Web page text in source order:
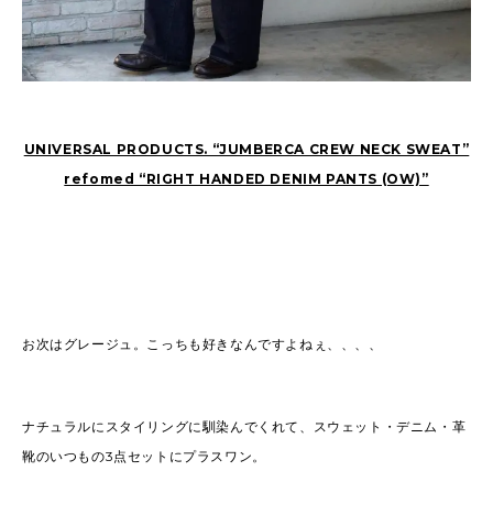
UNIVERSAL PRODUCTS. “JUMBERCA CREW NECK SWEAT”
refomed “RIGHT HANDED DENIM PANTS (OW)”
お次はグレージュ。こっちも好きなんですよねぇ、、、、
ナチュラルにスタイリングに馴染んでくれて、スウェット・デニム・革
靴のいつもの3点セットにプラスワン。